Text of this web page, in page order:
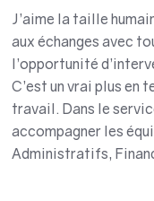
J’aime la taille
aux échanges avec
l’opportunité
C’est un vrai plus en
travail. Dans le
accompagner les
Administratifs,